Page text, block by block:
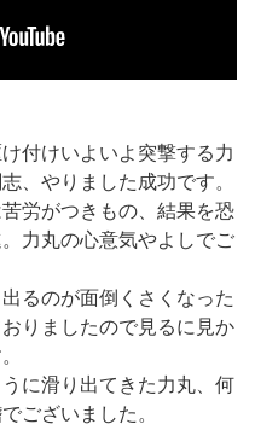
付けいよいよ突撃する力
、やりました成功です。
労がつきもの、結果を恐
力丸の心意気やよしでご
るのが面倒くさくなった
りましたので見るに見か
に滑り出てきた力丸、何
ございました。